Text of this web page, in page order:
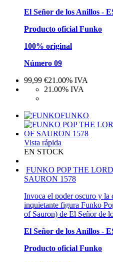
El Señor de los Anillos -
Producto oficial Funko
100% original
Número 09
99,99 €21.00% IVA
21.00% IVA
FUNKO
Vista rápida
EN STOCK
FUNKO POP THE
SAURON 1578
Invoca el poder oscuro y
inquietante figura Funko
of Sauron) de El Señor de
El Señor de los Anillos -
Producto oficial Funko